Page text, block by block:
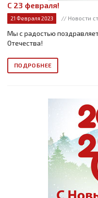
С 23 февраля!
21 Февраля 2023 // Новости
Мы с радостью
Отечества!
ПОДРОБНЕЕ